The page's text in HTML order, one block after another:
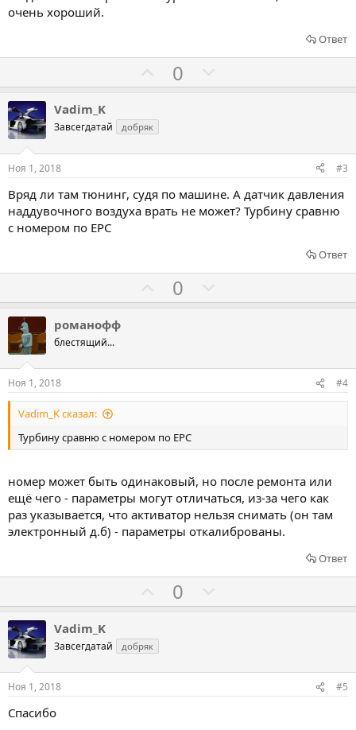
очень хороший.
Ответ
о
с
в
а
т
а
0
о
с
в
а
т
р
о
Vadim_K
Завсегдатай добряк
Ноя 1, 2018 #3
Вряд ли там тюнинг, судя по машине. А датчик давления
наддувочного воздуха врать не может? Турбину сравню
с номером по EPC
Ответ
о
с
в
т
ь
з
а
0
о
с
в
ь
п
р
о
т
в
романофф
блестящий...
Ноя 1, 2018 #4
Vadim_K сказал:
Турбину сравню с номером по EPC
номер может быть одинаковый, но после ремонта или
ещё чего - параметры могут отличаться, из-за чего как
раз указывается, что активатор нельзя снимать (он там
электронный д.б) - параметры откалиброваны.
Ответ
о
с
в
0
о
с
в
Vadim_K
Завсегдатай добряк
Ноя 1, 2018 #5
Спасибо